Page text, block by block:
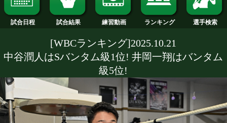
試合日程 試合結果 練習動画 ランキング
[WBCランキング]2025.10.21
中谷潤人はSバンタム級1位! 井岡一翔は
級5位!